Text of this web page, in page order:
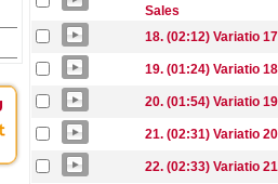
Sales
18. (02:12) Variatio
19. (01:24) Variatio
20. (01:54) Variatio
21. (02:31) Variatio
22. (02:33) Variatio